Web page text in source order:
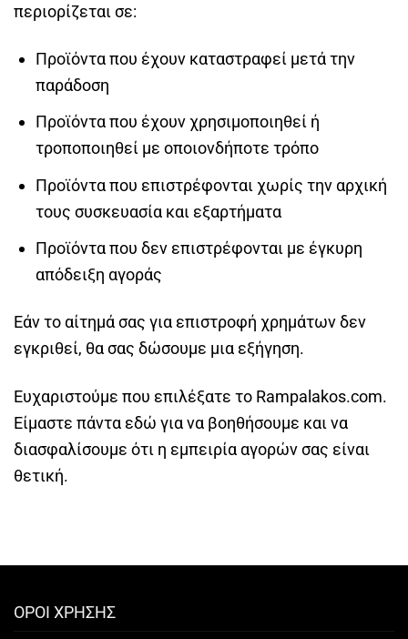
περιορίζεται σε:
Προϊόντα που έχουν καταστραφεί μετά την
παράδοση
Προϊόντα που έχουν χρησιμοποιηθεί ή
τροποποιηθεί με οποιονδήποτε τρόπο
Προϊόντα που επιστρέφονται χωρίς την αρχική
τους συσκευασία και εξαρτήματα
Προϊόντα που δεν επιστρέφονται με έγκυρη
απόδειξη αγοράς
Εάν το αίτημά σας για επιστροφή χρημάτων δεν
εγκριθεί, θα σας δώσουμε μια εξήγηση.
Ευχαριστούμε που επιλέξατε το Rampalakos.com.
Είμαστε πάντα εδώ για να βοηθήσουμε και να
διασφαλίσουμε ότι η εμπειρία αγορών σας είναι
θετική.
ΟΡΟΙ ΧΡΗΣΗΣ